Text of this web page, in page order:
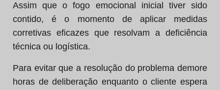
Assim que o fogo emocional inicial tiver sido
contido, é o momento de aplicar medidas
corretivas eficazes que resolvam a deficiência
técnica ou logística.
Para evitar que a resolução do problema demore
horas de deliberação enquanto o cliente espera